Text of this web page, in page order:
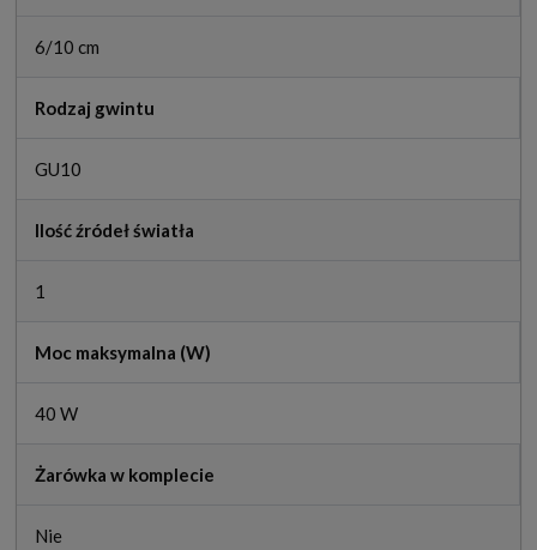
6/10 cm
Rodzaj gwintu
GU10
Ilość źródeł światła
1
Moc maksymalna (W)
40 W
Żarówka w komplecie
Nie